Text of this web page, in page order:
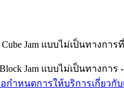
Jam แบบไม่เป็นทางก
Jam แบบไม่เป็นทางกา
กำหนดการให้บริการเกี่ยวกับ